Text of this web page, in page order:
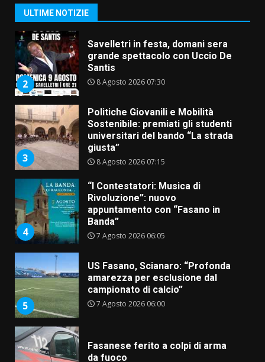
ULTIME NOTIZIE
1 8 Agosto 2026 11:00
2
Savelletri in festa, domani sera
grande spettacolo con Uccio De
Santis
8 Agosto 2026 07:30
3
Politiche Giovanili e Mobilità
Sostenibile: premiati gli studenti
universitari del bando “La strada
giusta”
8 Agosto 2026 07:15
4
“I Contestatori: Musica di
Rivoluzione”: nuovo
appuntamento con “Fasano in
Banda”
7 Agosto 2026 06:05
5
US Fasano, Scianaro: “Profonda
amarezza per esclusione dal
campionato di calcio”
7 Agosto 2026 06:00
Fasanese ferito a colpi di arma
da fuoco